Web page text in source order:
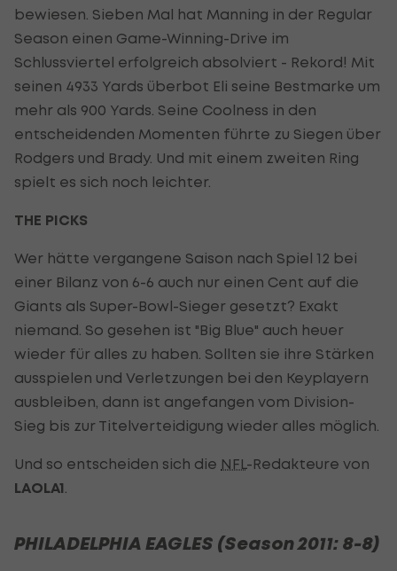
bewiesen. Sieben Mal hat Manning in der Regular
Season einen Game-Winning-Drive im
Schlussviertel erfolgreich absolviert - Rekord! Mit
seinen 4933 Yards überbot Eli seine Bestmarke um
mehr als 900 Yards. Seine Coolness in den
entscheidenden Momenten führte zu Siegen über
Rodgers und Brady. Und mit einem zweiten Ring
spielt es sich noch leichter.
THE PICKS
Wer hätte vergangene Saison nach Spiel 12 bei
einer Bilanz von 6-6 auch nur einen Cent auf die
Giants als Super-Bowl-Sieger gesetzt? Exakt
niemand. So gesehen ist "Big Blue" auch heuer
wieder für alles zu haben. Sollten sie ihre Stärken
ausspielen und Verletzungen bei den Keyplayern
ausbleiben, dann ist angefangen vom Division-
Sieg bis zur Titelverteidigung wieder alles möglich.
Und so entscheiden sich die NFL -Redakteure von
LAOLA1
PHILADELPHIA EAGLES (Season 2011: 8-8)